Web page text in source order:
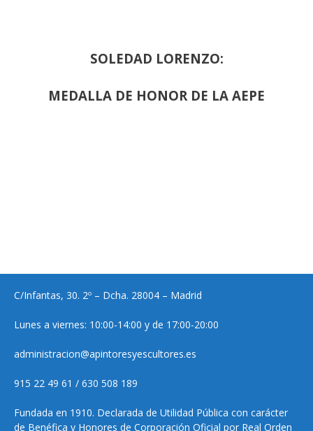
SOLEDAD LORENZO:
MEDALLA DE HONOR DE LA AEPE
C/Infantas, 30. 2º – Dcha. 28004 – Madrid
Lunes a viernes: 10:00-14:00 y de 17:00-20:00
administracion@apintoresyescultores.es
915 22 49 61 / 630 508 189
Fundada en 1910. Declarada de Utilidad Pública con carácter
de Benéfica y Honores de Corporación Oficial por Real Orden